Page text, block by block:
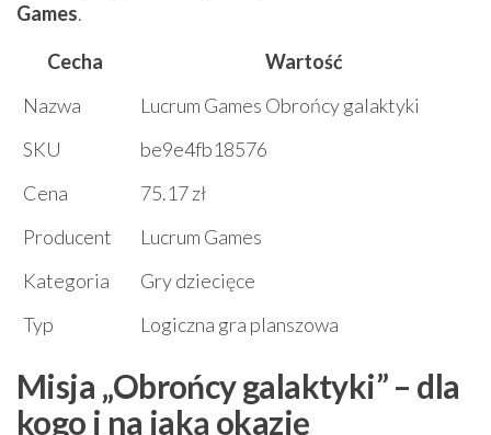
Games.
Cecha
Wartość
Nazwa
Lucrum Games Obrońcy galaktyki
SKU
be9e4fb18576
Cena
75.17 zł
Producent
Lucrum Games
Kategoria
Gry dziecięce
Typ
Logiczna gra planszowa
Misja „Obrońcy galaktyki” – dla
kogo i na jaką okazję